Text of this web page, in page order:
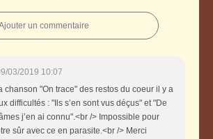
un commentaire
03/2019 10:07
chanson "On trace" des restos du coeur il y a
difficultés : "Ils s’en sont vus déçus" et "De
j’en ai connu".<br /> Impossible pour
sûr avec ce en parasite.<br /> Merci